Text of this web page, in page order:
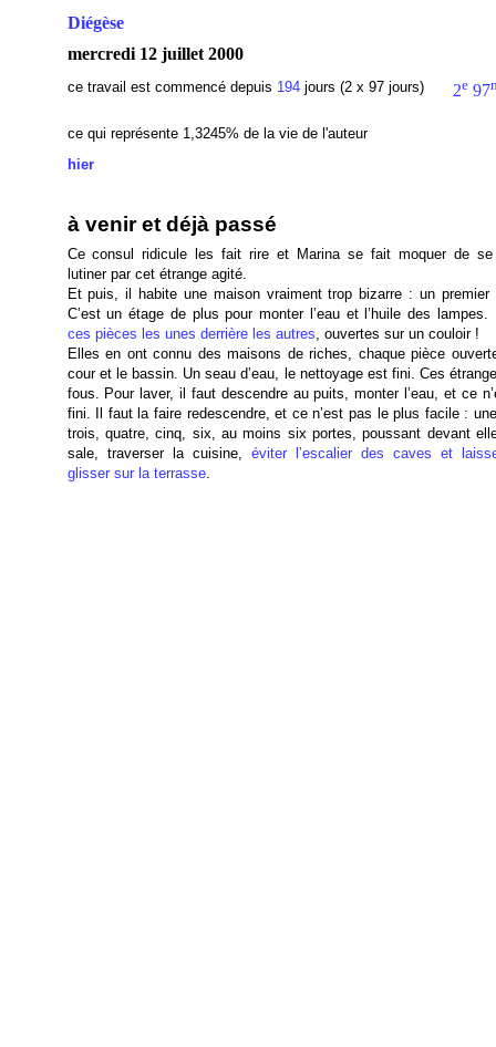
Diégèse
mercredi 12 juillet 2000
ce travail est commencé depuis 194 jours (2 x 97 jours) 2e97
ce qui représente 1,3245% de la vie de l'auteur
hier
à venir et déjà passé
Ce consul ridicule les fait rire et Marina se fait moquer de se
lutiner par cet étrange agité.
Et puis, il habite une maison vraiment trop bizarre : un premier
C’est un étage de plus pour monter l’eau et l’huile des lampes.
ces pièces les unes derrière les autres, ouvertes sur un couloir !
Elles en ont connu des maisons de riches, chaque pièce
cour et le bassin. Un seau d’eau, le nettoyage est fini. Ces
fous. Pour laver, il faut descendre au puits, monter l’eau, et ce
fini. Il faut la faire redescendre, et ce n’est pas le plus facile :
trois, quatre, cinq, six, au moins six portes, poussant devant
sale, traverser la cuisine, éviter l’escalier des caves et
glisser sur la terrasse.